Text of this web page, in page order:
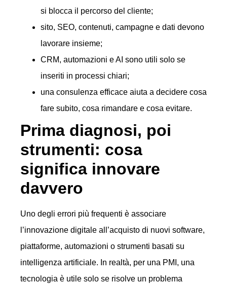
si blocca il percorso del cliente;
sito, SEO, contenuti, campagne e dati devono
lavorare insieme;
CRM, automazioni e AI sono utili solo se
inseriti in processi chiari;
una consulenza efficace aiuta a decidere cosa
fare subito, cosa rimandare e cosa evitare.
Prima diagnosi, poi
strumenti: cosa
significa innovare
davvero
Uno degli errori più frequenti è associare
l’innovazione digitale all’acquisto di nuovi software,
piattaforme, automazioni o strumenti basati su
intelligenza artificiale. In realtà, per una PMI, una
tecnologia è utile solo se risolve un problema